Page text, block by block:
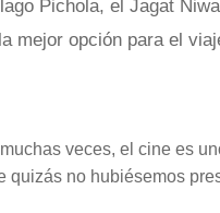
Pichola, el Jagat
mejor opción para el
veces, el cine es
quizás no hubiésemos